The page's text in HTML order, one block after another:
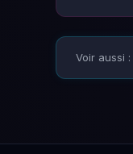
Voir aussi :